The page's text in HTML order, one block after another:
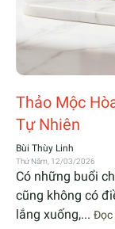
Thảo Mộc
Tự Nhiên
Bùi Thùy Linh
Thứ Năm, 12/03/2026
Có những buổi
cũng không có
lắng xuống,... Đọc